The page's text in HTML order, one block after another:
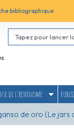
bibliographique
de l’hispanisme
de oro (Le jars